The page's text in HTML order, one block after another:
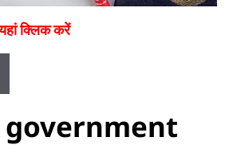
क्लिक करें
government